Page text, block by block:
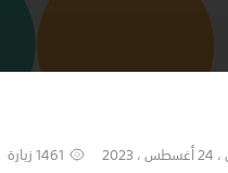
1461 زيارة